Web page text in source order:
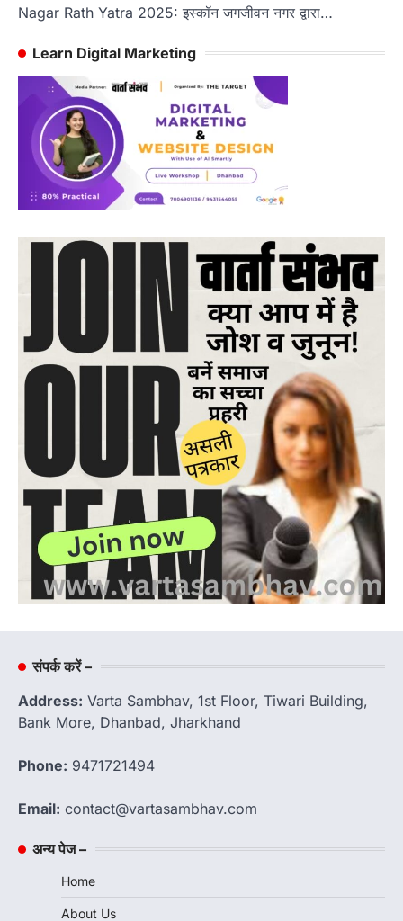
Nagar Rath Yatra 2025: इस्कॉन जगजीवन नगर द्वारा…
Learn Digital Marketing
संपर्क करें –
Address: Varta Sambhav, 1st Floor, Tiwari Building,
Bank More, Dhanbad, Jharkhand
Phone: 9471721494
Email: contact@vartasambhav.com
अन्य पेज –
Home
About Us